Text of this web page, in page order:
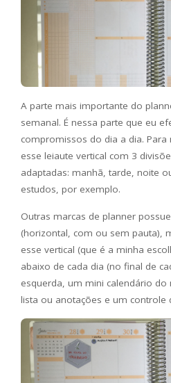
A parte mais importante do
semanal. É nessa parte que eu
compromissos do dia a dia.
esse leiaute vertical com 3
adaptadas: manhã, tarde, noite
estudos, por exemplo.
Outras marcas de planner
(horizontal, com ou sem pauta),
esse vertical (que é a minha
abaixo de cada dia (no final de
esquerda, um mini calendário do
lista ou anotações e um controle